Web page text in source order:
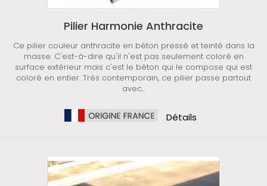
Pilier Harmonie Anthracite
Ce pilier couleur anthracite en béton pressé et teinté dans la
masse. C'est-à-dire qu'il n'est pas seulement coloré en
surface extérieur mais c'est le béton qui le compose qui est
coloré en entier. Très contemporain, ce pilier passe partout
avec...
Détails